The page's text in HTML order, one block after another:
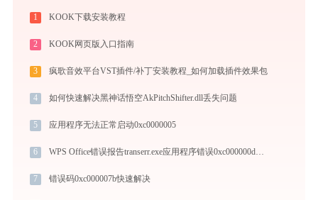
1 KOOK下载安装教程
2 KOOK网页版入口指南
3 疯歌音效平台VST插件/补丁安装教程_如何加载插件效果包
4 如何快速解决黑神话悟空AkPitchShifter.dll丢失问题
5 应用程序无法正常启动0xc0000005
6 WPS Office错误报告transerr.exe应用程序错误0xc000000d解决方法
7 错误码0xc000007b快速解决